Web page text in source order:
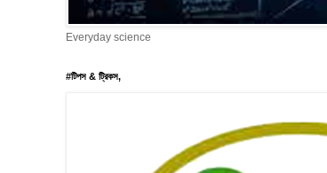
Everyday science
#টিপস & ট্রিকস,